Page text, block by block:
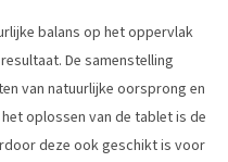
balans op het oppervlak
De samenstelling
van natuurlijke oorsprong en
oplossen van de tablet is de
deze ook geschikt is voor